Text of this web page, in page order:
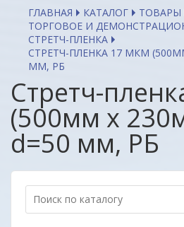
ГЛАВНАЯ КАТАЛОГ
ТОВАРЫ
ТОРГОВОЕ И
СТРЕТЧ-ПЛЕНКА
СТРЕТЧ-ПЛЕНКА 17 МКМ
ММ, РБ
Стретч-
(500мм х
d=50 мм, РБ